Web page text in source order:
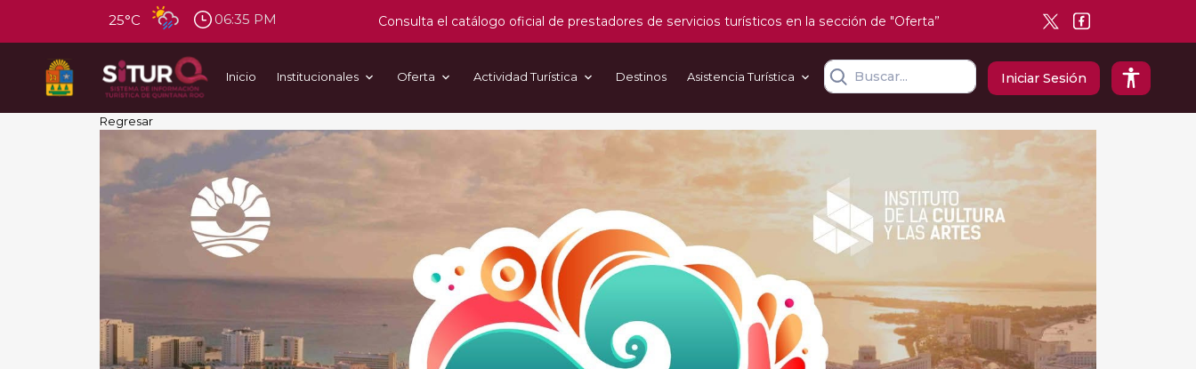
25°C 06:35 PM Consulta el catálogo oficial de prestadores de servicios turísticos en la sección de "Oferta”
Inicio Institucionales Oferta Actividad Turística Destinos Asistencia Turística Iniciar Sesión
Regresar